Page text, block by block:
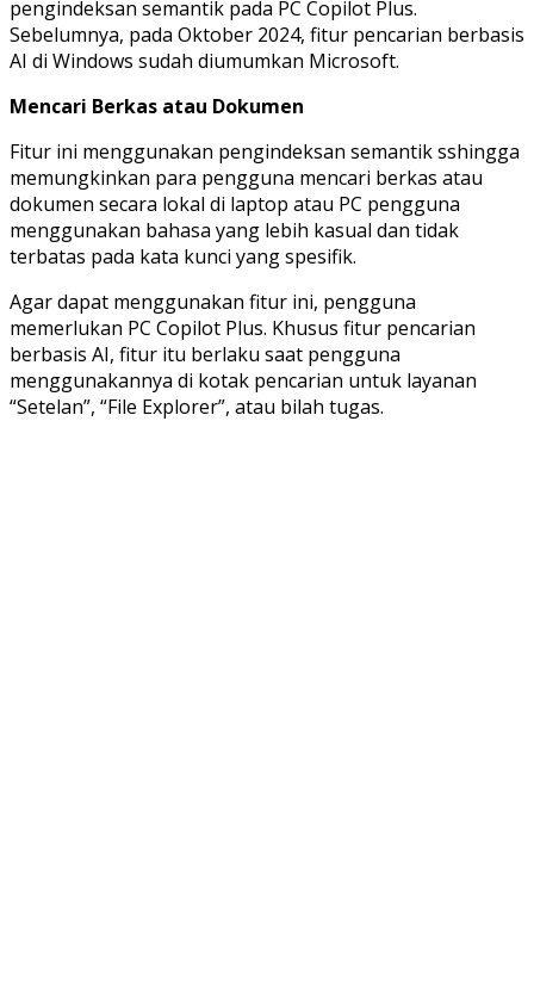
pengindeksan semantik pada PC Copilot Plus.
Sebelumnya, pada Oktober 2024, fitur pencarian berbasis
AI di Windows sudah diumumkan Microsoft.
Mencari Berkas atau Dokumen
Fitur ini menggunakan pengindeksan semantik sshingga
memungkinkan para pengguna mencari berkas atau
dokumen secara lokal di laptop atau PC pengguna
menggunakan bahasa yang lebih kasual dan tidak
terbatas pada kata kunci yang spesifik.
Agar dapat menggunakan fitur ini, pengguna
memerlukan PC Copilot Plus. Khusus fitur pencarian
berbasis AI, fitur itu berlaku saat pengguna
menggunakannya di kotak pencarian untuk layanan
“Setelan”, “File Explorer”, atau bilah tugas.